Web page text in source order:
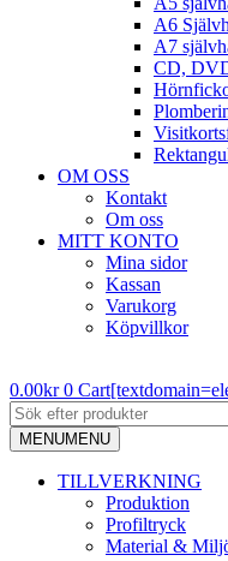
A6
A7
CD,
OM OSS
Kontakt
Om oss
MITT KONTO
Mina sidor
Kassan
Varukorg
Köpvillkor
0.00kr 0
MENUMENU
TILLVERKNING
Produktion
Profiltryck
Material &